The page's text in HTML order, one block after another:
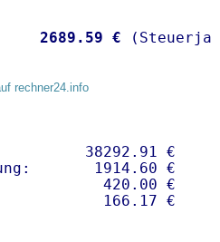
2689.59 €
rechner24.info
38292.91 €
1914.60 €
420.00 €